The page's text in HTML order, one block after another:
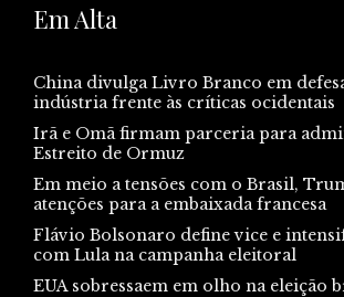
Em Alta
China divulga Livro Branco em
indústria frente às críticas ocidentais
Irã e Omã firmam parceria para
Estreito de Ormuz
Em meio a tensões com o Brasil,
atenções para a embaixada francesa
Flávio Bolsonaro define vice e
com Lula na campanha eleitoral
EUA sobressaem em olho na eleição